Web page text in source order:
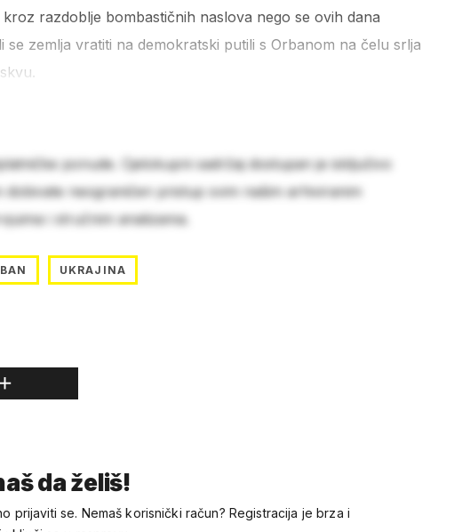
razdoblje bombastičnih naslova nego se ovih dana
se zemlja vratiti na demokratski putili s Orbanom na čelu srlja
ponude. Cjelokupni sadržaj dostupan je isključivo
neograničen pristup svim našim arhiviranim
i stručnim analizama.
UKRAJINA
da želiš!
prijaviti se. Nemaš korisnički račun? Registracija je brza i